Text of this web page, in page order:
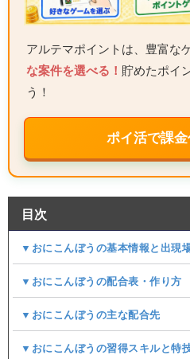
アルテマポイントは、豊富な
な案件を選べる！ 貯めたポイ
う！
ポイ活で課金
目次
▼おにこんぼうの基本情報と出現
▼おにこんぼうの配合表・作り方
▼おにこんぼうの主な配合先
▼おにこんぼうの習得スキルと特